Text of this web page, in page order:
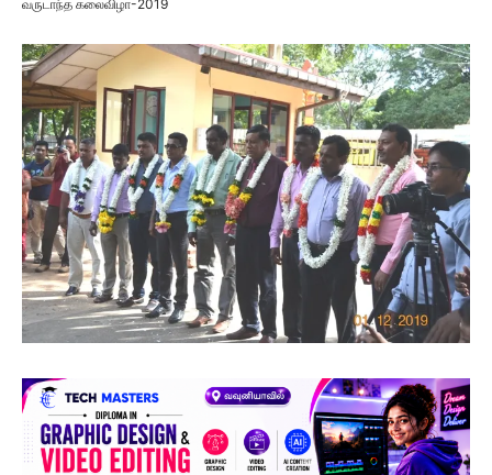
வருடாந்த கலைவிழா-2019